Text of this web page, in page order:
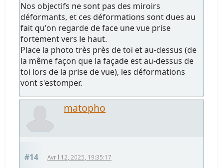
Nos objectifs ne sont pas des miroirs
déformants, et ces déformations sont dues au
fait qu'on regarde de face une vue prise
fortement vers le haut.
Place la photo très près de toi et au-dessus (de
la même façon que la façade est au-dessus de
toi lors de la prise de vue), les déformations
vont s'estomper.
matopho
#14 Avril 12, 2025, 19:35:17